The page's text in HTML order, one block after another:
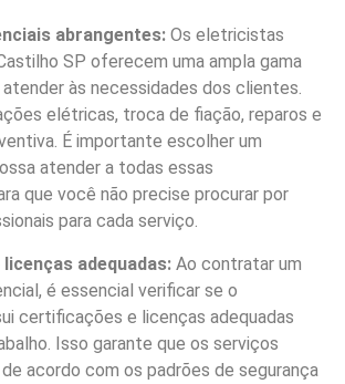
abrangentes: Os eletricistas
SP oferecem uma ampla gama
às necessidades dos clientes.
elétricas, troca de fiação, reparos e
É importante escolher um
atender a todas essas
que você não precise procurar por
para cada serviço.
adequadas: Ao contratar um
é essencial verificar se o
certificações e licenças adequadas
Isso garante que os serviços
acordo com os padrões de segurança